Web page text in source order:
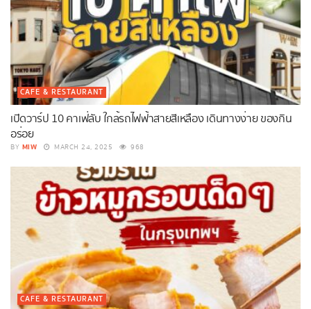
CAFE & RESTAURANT
เปิดวาร์ป 10 คาเฟ่ลับ ใกล้รถไฟฟ้าสายสีเหลือง เดินทางง่าย ของกิน
อร่อย
BY MIW MARCH 24, 2025 968
CAFE & RESTAURANT